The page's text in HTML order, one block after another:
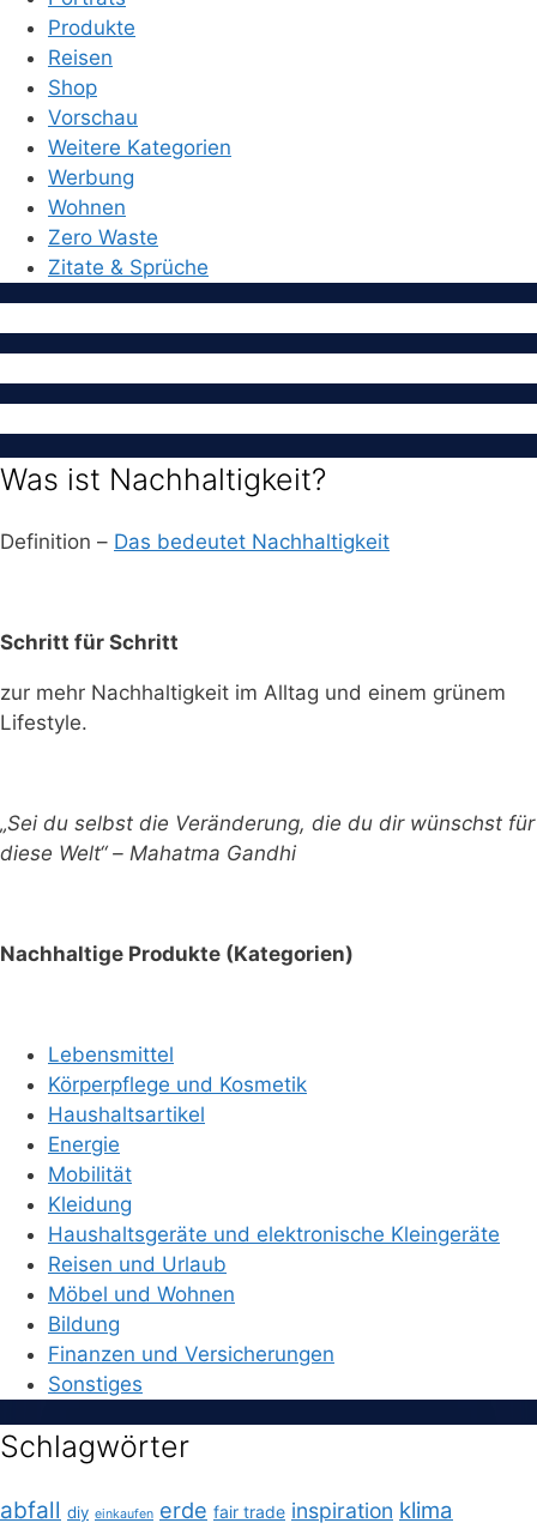
Produkte
Reisen
Shop
Vorschau
Weitere Kategorien
Werbung
Wohnen
Zero Waste
Zitate & Sprüche
Was ist Nachhaltigkeit?
Definition – Das bedeutet Nachhaltigkeit
Schritt für Schritt
zur mehr Nachhaltigkeit im Alltag und einem grünem
Lifestyle.
„Sei du selbst die Veränderung, die du dir wünschst für
diese Welt“ – Mahatma Gandhi
Nachhaltige Produkte (Kategorien)
Lebensmittel
Körperpflege und Kosmetik
Haushaltsartikel
Energie
Mobilität
Kleidung
Haushaltsgeräte und elektronische Kleingeräte
Reisen und Urlaub
Möbel und Wohnen
Bildung
Finanzen und Versicherungen
Sonstiges
Schlagwörter
abfall diy einkaufen erde fair trade inspiration klima